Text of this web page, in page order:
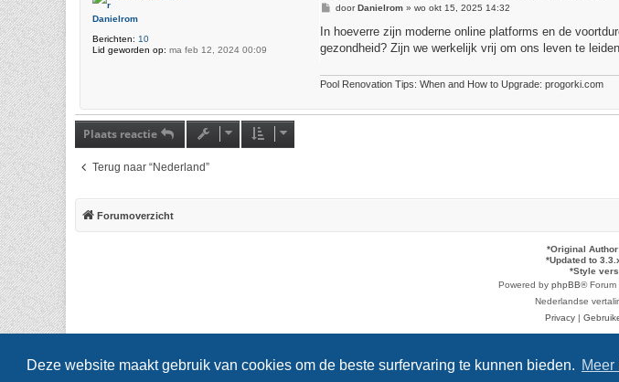
Deze website maakt gebruik van cookies om de beste surfervaring te kunnen bieden. Meer
Danielrom
Berichten: 10
Lid geworden op: ma feb 12, 2024 00:09
B
c
doorDanielrom» wo okt 15, 2025 14:32
In hoeverre zijn moderne online platforms en de
gezondheid? Zijn we werkelijk vrij om ons leven te
Pool Renovation Tips: When and How to Upgrade: progorki.com
Plaats reactie
Terug naar “Nederland”
Forumoverzicht
*Original
*Updated to
*Style
Powered by phpBB® Forum
Nederlandse
Privacy